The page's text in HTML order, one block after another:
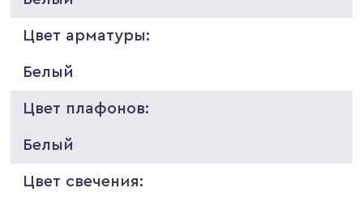
Цвет арматуры:
Белый
Цвет плафонов:
Белый
Цвет свечения: